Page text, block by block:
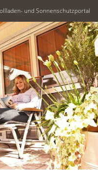
und Sonnenschutzportal